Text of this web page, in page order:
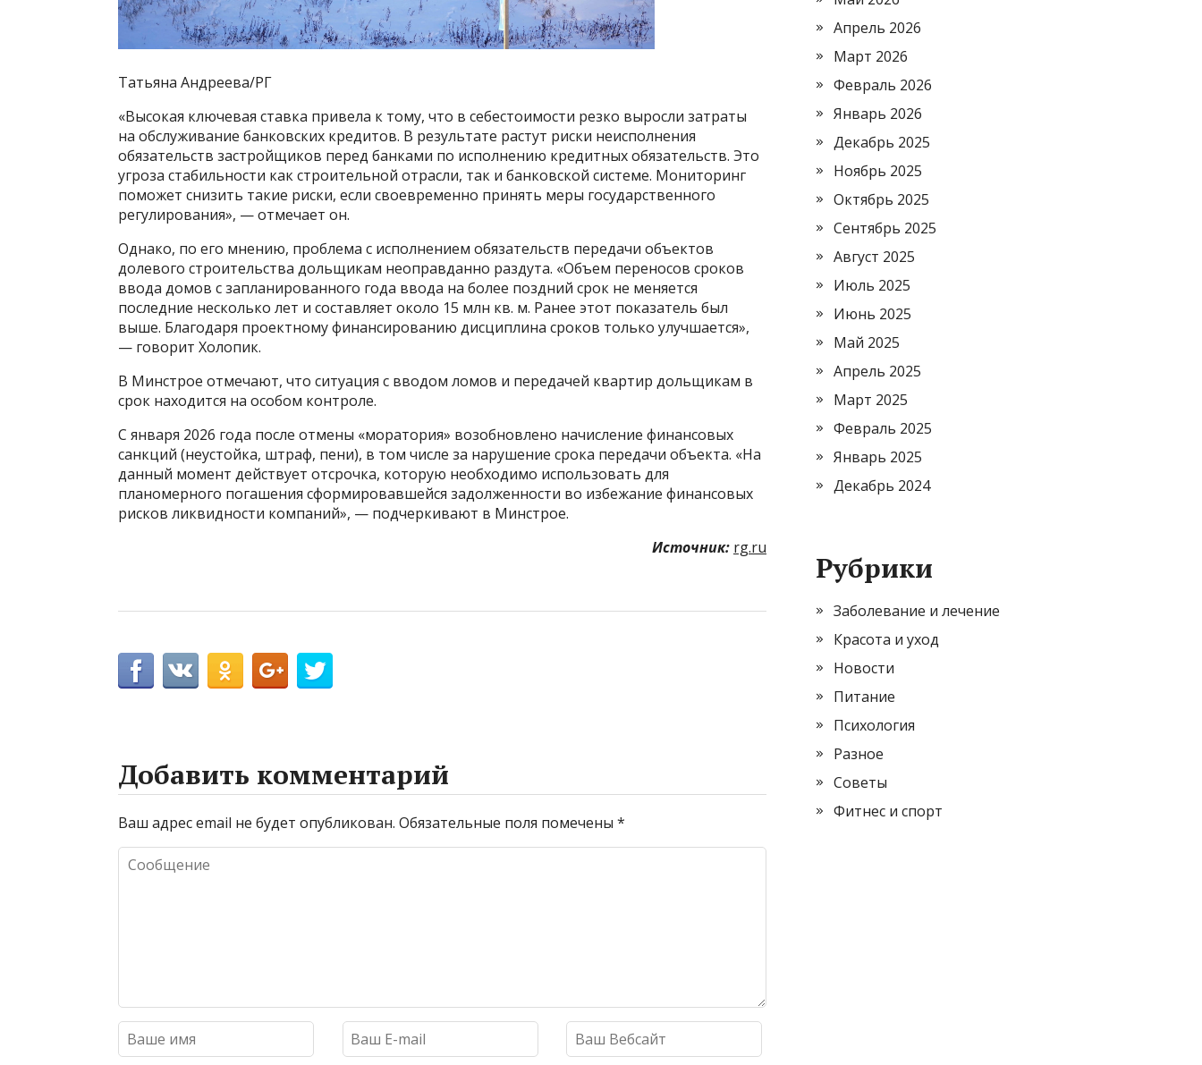
Татьяна Андреева/РГ
«Высокая ключевая ставка привела к тому, что в себестоимости резко выросли затраты
на обслуживание банковских кредитов. В результате растут риски неисполнения
обязательств застройщиков перед банками по исполнению кредитных обязательств. Это
угроза стабильности как строительной отрасли, так и банковской системе. Мониторинг
поможет снизить такие риски, если своевременно принять меры государственного
регулирования», — отмечает он.
Однако, по его мнению, проблема с исполнением обязательств передачи объектов
долевого строительства дольщикам неоправданно раздута. «Объем переносов сроков
ввода домов с запланированного года ввода на более поздний срок не меняется
последние несколько лет и составляет около 15 млн кв. м. Ранее этот показатель был
выше. Благодаря проектному финансированию дисциплина сроков только улучшается»,
— говорит Холопик.
В Минстрое отмечают, что ситуация с вводом ломов и передачей квартир дольщикам в
срок находится на особом контроле.
С января 2026 года после отмены «моратория» возобновлено начисление финансовых
санкций (неустойка, штраф, пени), в том числе за нарушение срока передачи объекта. «На
данный момент действует отсрочка, которую необходимо использовать для
планомерного погашения сформировавшейся задолженности во избежание финансовых
рисков ликвидности компаний», — подчеркивают в Минстрое.
Источник: rg.ru
Добавить комментарий
Ваш адрес email не будет опубликован. Обязательные поля помечены *
Апрель 2026
Март 2026
Февраль 2026
Январь 2026
Декабрь 2025
Ноябрь 2025
Октябрь 2025
Сентябрь 2025
Август 2025
Июль 2025
Июнь 2025
Май 2025
Апрель 2025
Март 2025
Февраль 2025
Январь 2025
Декабрь 2024
Рубрики
Заболевание и лечение
Красота и уход
Новости
Питание
Психология
Разное
Советы
Фитнес и спорт